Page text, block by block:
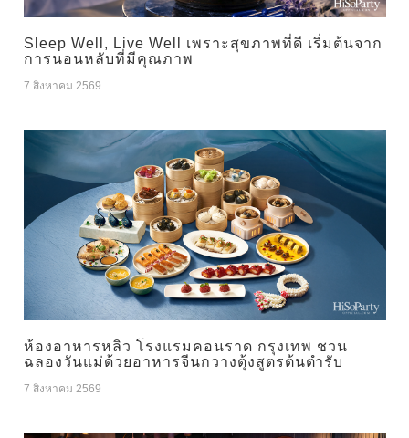
Sleep Well, Live Well เพราะสุขภาพที่ดี เริ่มต้นจาก
การนอนหลับที่มีคุณภาพ
7 สิงหาคม 2569
ห้องอาหารหลิว โรงแรมคอนราด กรุงเทพ ชวน
ฉลองวันแม่ด้วยอาหารจีนกวางตุ้งสูตรต้นตำรับ
7 สิงหาคม 2569